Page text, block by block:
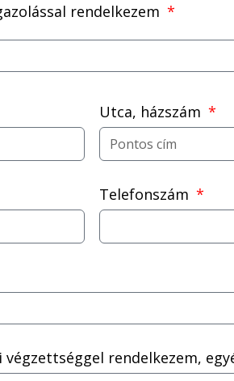
rendelkezem
Utca, házszám
Telefonszám
rendelkezem,